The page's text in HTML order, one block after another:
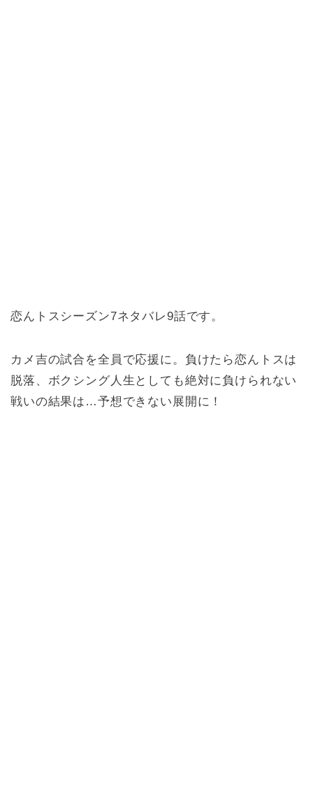
恋んトスシーズン7ネタバレ9話です。
カメ吉の試合を全員で応援に。負けたら恋んトスは
脱落、ボクシング人生としても絶対に負けられない
戦いの結果は…予想できない展開に！